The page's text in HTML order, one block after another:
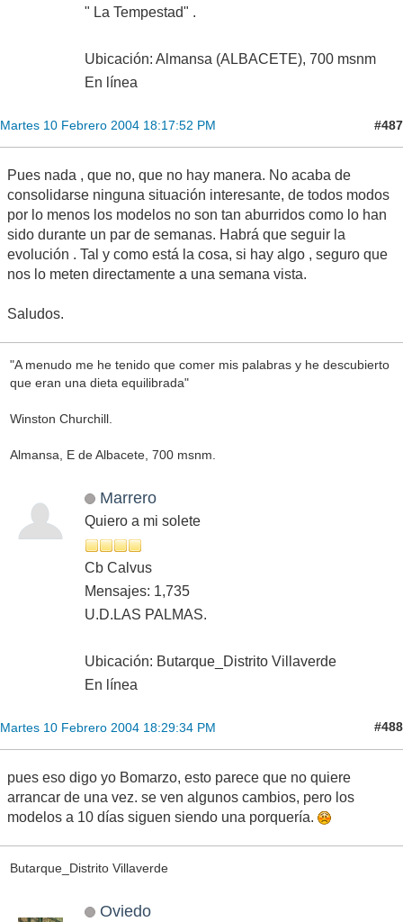
" La Tempestad" .
Ubicación: Almansa (ALBACETE), 700 msnm
En línea
Martes 10 Febrero 2004 18:17:52 PM #487
Pues nada , que no, que no hay manera. No acaba de
consolidarse ninguna situación interesante, de todos modos
por lo menos los modelos no son tan aburridos como lo han
sido durante un par de semanas. Habrá que seguir la
evolución . Tal y como está la cosa, si hay algo , seguro que
nos lo meten directamente a una semana vista.
Saludos.
"A menudo me he tenido que comer mis palabras y he descubierto
que eran una dieta equilibrada"
Winston Churchill.
Almansa, E de Albacete, 700 msnm.
Marrero
Quiero a mi solete
Cb Calvus
Mensajes: 1,735
U.D.LAS PALMAS.
Ubicación: Butarque_Distrito Villaverde
En línea
Martes 10 Febrero 2004 18:29:34 PM #488
pues eso digo yo Bomarzo, esto parece que no quiere
arrancar de una vez. se ven algunos cambios, pero los
modelos a 10 días siguen siendo una porquería.
Butarque_Distrito Villaverde
Oviedo